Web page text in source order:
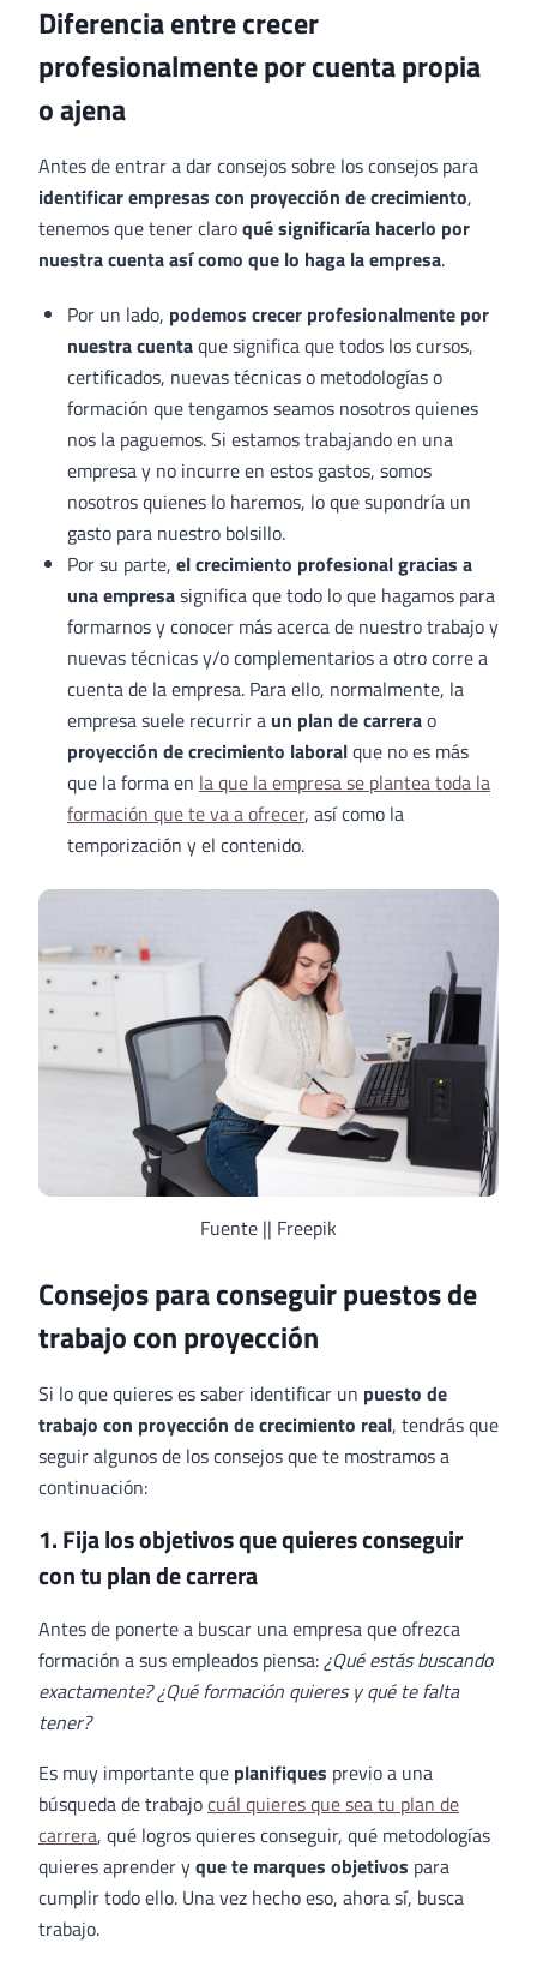
Diferencia entre crecer
profesionalmente por cuenta propia
o ajena
Antes de entrar a dar consejos sobre los consejos para
identificar empresas con proyección de crecimiento,
tenemos que tener claroqué significaría hacerlo por
nuestra cuenta así como que lo haga la empresa.
Por un lado, podemos crecer profesionalmente por
nuestra cuentaque significa que todos los cursos,
certificados, nuevas técnicas o metodologías o
formación que tengamos seamos nosotros quienes
nos la paguemos. Si estamos trabajando en una
empresa y no incurre en estos gastos, somos
nosotros quienes lo haremos, lo que supondría un
gasto para nuestro bolsillo.
Por su parte, el crecimiento profesional gracias a
una empresasignifica que todo lo que hagamos para
formarnos y conocer más acerca de nuestro trabajo y
nuevas técnicas y/o complementarios a otro corre a
cuenta de la empresa. Para ello, normalmente, la
empresa suele recurrir a un plan de carrerao
proyección de crecimiento laboralque no es más
que la forma en la que la empresa se plantea toda la
formación que te va a ofrecer, así como la
temporización y el contenido.
Fuente || Freepik
Consejos para conseguir puestos de
trabajo con proyección
Si lo que quieres es saber identificar un puesto de
trabajo con proyección de crecimiento real, tendrás que
seguir algunos de los consejos que te mostramos a
continuación:
1. Fija los objetivos que quieres conseguir
con tu plan de carrera
Antes de ponerte a buscar una empresa que ofrezca
formación a sus empleados piensa:¿Qué estás buscando
exactamente? ¿Qué formación quieres y qué te falta
tener?
Es muy importante que planifiques previo a una
búsqueda de trabajocuál quieres que sea tu plan de
carrera, qué logros quieres conseguir, qué metodologías
quieres aprender yque te marques objetivos para
cumplir todo ello. Una vez hecho eso, ahora sí, busca
trabajo.